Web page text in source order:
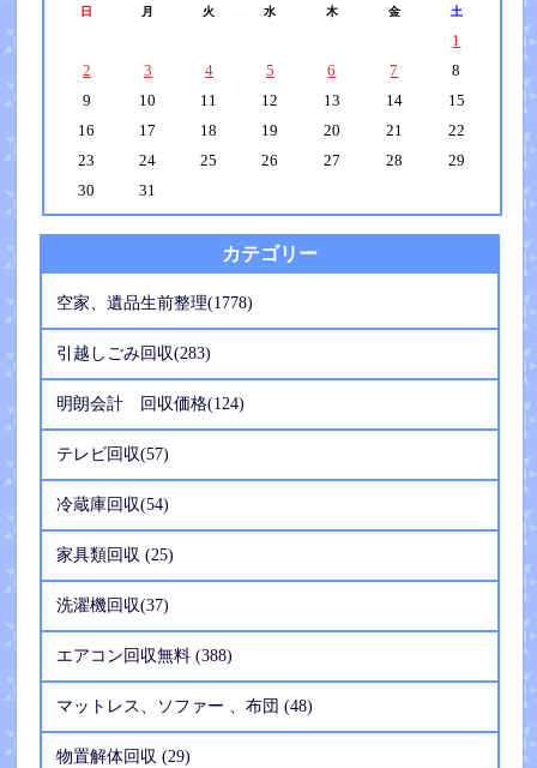
日 月 火 水 木 金 土
1
2
3 4 5 6 7
8
9
10 11 12 13 14
15
16
17 18 19 20 21
22
23
24 25 26 27 28
29
30
31
カテゴリー
空家、遺品生前整理(1778)
引越しごみ回収(283)
明朗会計 回収価格(124)
テレビ回収(57)
冷蔵庫回収(54)
家具類回収 (25)
洗濯機回収(37)
エアコン回収無料 (388)
マットレス、ソファー 、布団 (48)
物置解体回収 (29)